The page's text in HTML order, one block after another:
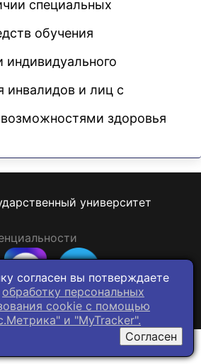
специальных
обучения
индивидуального
инвалидов и лиц с
здоровья
университет
согласен вы потверждаете
обработку персональных
cookie c помощью
и "MyTracker".
Согласен